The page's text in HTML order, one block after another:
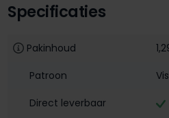
Specificaties
Pakinhoud
Patroon
Direct leverbaar